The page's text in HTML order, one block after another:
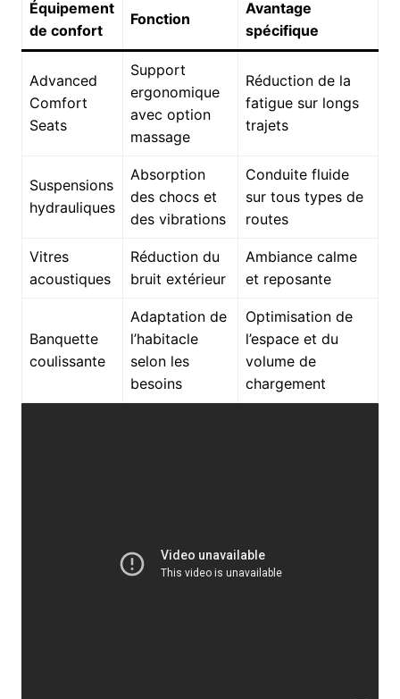
Équipement
de confort
Fonction
Avantage
spécifique
Advanced
Comfort
Seats
Support
ergonomique
avec option
massage
Réduction de la
fatigue sur longs
trajets
Suspensions
hydrauliques
Absorption
des chocs et
des vibrations
Conduite fluide
sur tous types de
routes
Vitres
acoustiques
Réduction du
bruit extérieur
Ambiance calme
et reposante
Banquette
coulissante
Adaptation de
l’habitacle
selon les
besoins
Optimisation de
l’espace et du
volume de
chargement